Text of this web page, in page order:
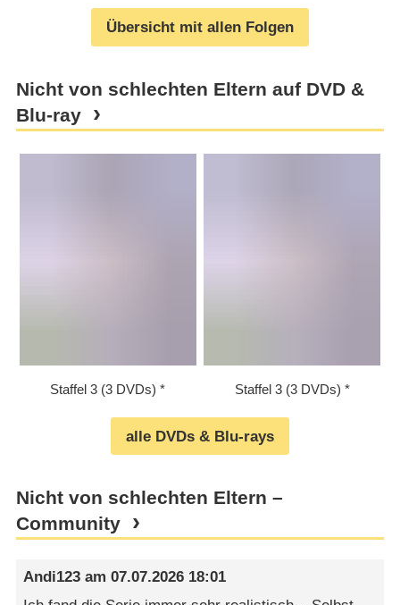
Übersicht mit allen Folgen
Nicht von schlechten Eltern auf DVD &
Blu-ray
Staffel 3 (3 DVDs) Staffel 3 (3 DVDs)
alle DVDs & Blu-rays
Nicht von schlechten Eltern –
Community
Andi123 am07.07.2026 18:01